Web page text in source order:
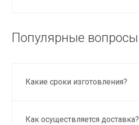
Популярные вопросы
Какие сроки изготовления?
Как осуществляется доставка?